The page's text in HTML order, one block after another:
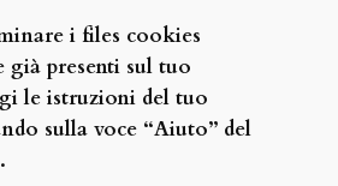
i files cookies
già presenti sul tuo
le istruzioni del tuo
sulla voce “Aiuto” del